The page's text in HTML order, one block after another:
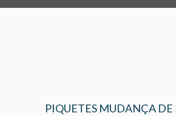
PIQUETES MUDANÇA